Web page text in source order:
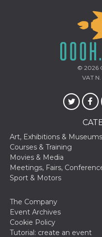
© 2026
VAT N.
Art, Exhibitions & Museums
Courses & Training
Movies & Media
Meetings, Fairs,
Sport & Motors
The Company
Event Archives
Cookie Policy
Tutorial: create an event